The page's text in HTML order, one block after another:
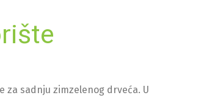
sadnju zimzelenog drveća. U